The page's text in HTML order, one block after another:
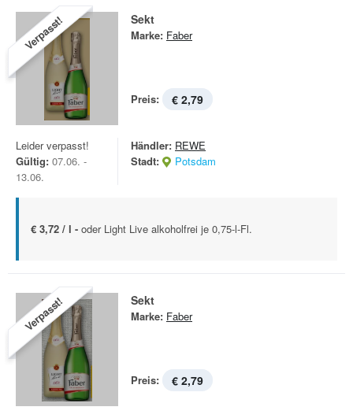
Verpasst! Sekt
Marke: Faber
Preis: € 2,79
Leider verpasst!
Gültig: 07.06. -
13.06.
Händler: REWE
Stadt:
Potsdam
€ 3,72 / l - oder Light Live alkoholfrei je 0,75-l-Fl.
Verpasst! Sekt
Marke: Faber
Preis: € 2,79